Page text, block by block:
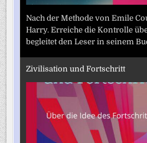
Nach der Methode von Emile
Harry. Erreiche die Kontrolle
begleitet den Leser in seinem
Zivilisation und Fortschritt